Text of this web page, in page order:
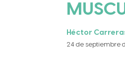
Héctor
24 de septiembre